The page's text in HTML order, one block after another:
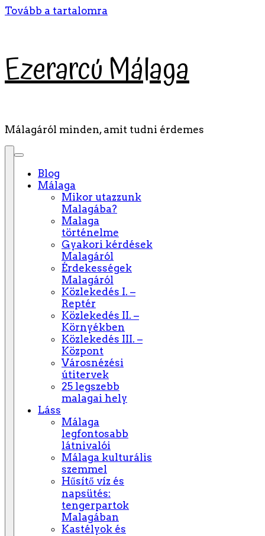
Tovább a tartalomra
Ezerarcú Málaga
Málagáról minden, amit tudni érdemes
Blog
Málaga
Mikor utazzunk
Malagába?
Malaga
történelme
Gyakori kérdések
Malagáról
Érdekességek
Malagáról
Közlekedés I. –
Reptér
Közlekedés II. –
Környékben
Közlekedés III. –
Központ
Városnézési
útitervek
25 legszebb
malagai hely
Láss
Málaga
legfontosabb
látnivalói
Málaga kulturális
szemmel
Hűsítő víz és
napsütés:
tengerpartok
Malagában
Kastélyok és